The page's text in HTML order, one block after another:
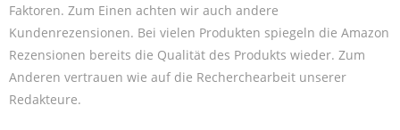
Faktoren. Zum Einen achten wir auch andere
Kundenrezensionen. Bei vielen Produkten spiegeln die Amazon
Rezensionen bereits die Qualität des Produkts wieder. Zum
Anderen vertrauen wie auf die Recherchearbeit unserer
Redakteure.